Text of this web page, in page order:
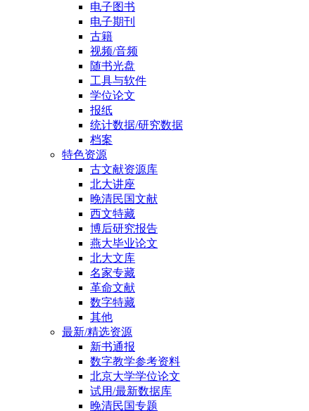
电子图书
电子期刊
古籍
视频/音频
随书光盘
工具与软件
学位论文
报纸
统计数据/研究数据
档案
特色资源
古文献资源库
北大讲座
晚清民国文献
西文特藏
博后研究报告
燕大毕业论文
北大文库
名家专藏
革命文献
数字特藏
其他
最新/精选资源
新书通报
数字教学参考资料
北京大学学位论文
试用/最新数据库
晚清民国专题